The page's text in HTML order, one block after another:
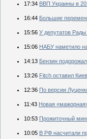
17:34 ВВП Украины в
16:44 Большие
15:56 У депутатов
15:06 НАБУ наметило
14:13 Бензин подорожал
13:26 Fitch оставил
12:36 По версии
11:43 Новая
10:53 Прожиточный
10:05 В РФ насчитали